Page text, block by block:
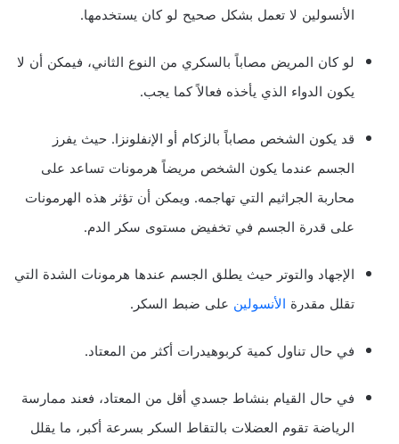
الأنسولين لا تعمل بشكل صحيح لو كان يستخدمها.
لو كان المريض مصاباً بالسكري من النوع الثاني، فيمكن أن لا
يكون الدواء الذي يأخذه فعالاً كما يجب.
قد يكون الشخص مصاباً بالزكام أو الإنفلونزا. حيث يفرز
الجسم عندما يكون الشخص مريضاً هرمونات تساعد على
محاربة الجراثيم التي تهاجمه. ويمكن أن تؤثر هذه الهرمونات
على قدرة الجسم في تخفيض مستوى سكر الدم.
الإجهاد والتوتر حيث يطلق الجسم عندها هرمونات الشدة التي
تقلل مقدرة الأنسولين على ضبط السكر.
في حال تناول كمية كربوهيدرات أكثر من المعتاد.
في حال القيام بنشاط جسدي أقل من المعتاد، فعند ممارسة
الرياضة تقوم العضلات بالتقاط السكر بسرعة أكبر، ما يقلل